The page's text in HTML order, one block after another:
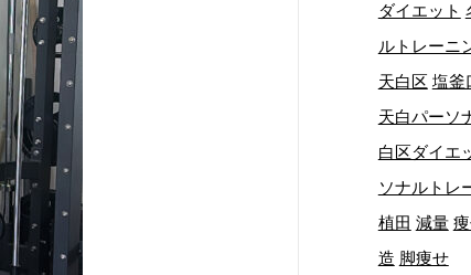
ダイエット
ルトレーニ
天白区 塩釜
天白パーソ
白区ダイエ
ソナルトレ
植田 減量
造 脚痩せ